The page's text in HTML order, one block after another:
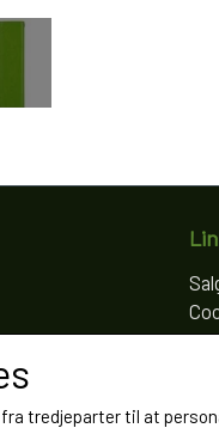
tredjeparter til at